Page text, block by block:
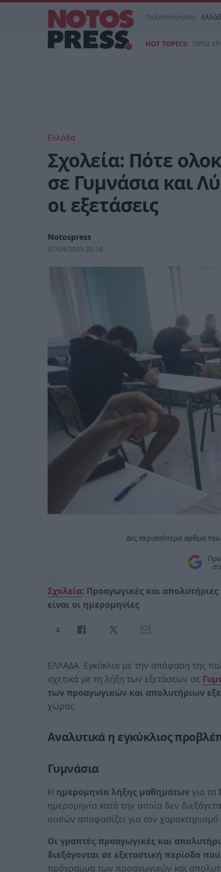
Πελοπόννησος
HOT TOPICS: ΟΡΟΙ
Ελλάδα
Σχολεία: Πότε
σε Γυμνάσια και
οι εξετάσεις
Notospress
07/04/2023 20:16
Δες περισσότερα άρθρα
Σχολεία: Προαγωγικές και απολυτήριες
είναι οι ημερομηνίες
4
ΕΛΛΑΔΑ. Εγκύκλιο με την απόφαση της
σχετικά με τη λήξη των εξετάσεων σε
των προαγωγικών και απολυτήριων
χώρας.
Αναλυτικά η εγκύκλιος
Γυμνάσια
Η ημερομηνία λήξης μαθημάτων για τα
ημερομηνία κατά την οποία δεν
ουσών αποφασίζει για τον χαρακτηρισμό
Οι γραπτές προαγωγικές και
διεξάγονται σε εξεταστική περίοδο
πρόγραμμα των προαγωγικών και